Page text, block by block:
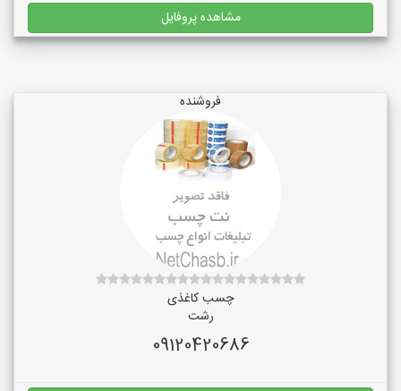
مشاهده پروفایل
فروشنده
چسب کاغذی
رشت
09120420686